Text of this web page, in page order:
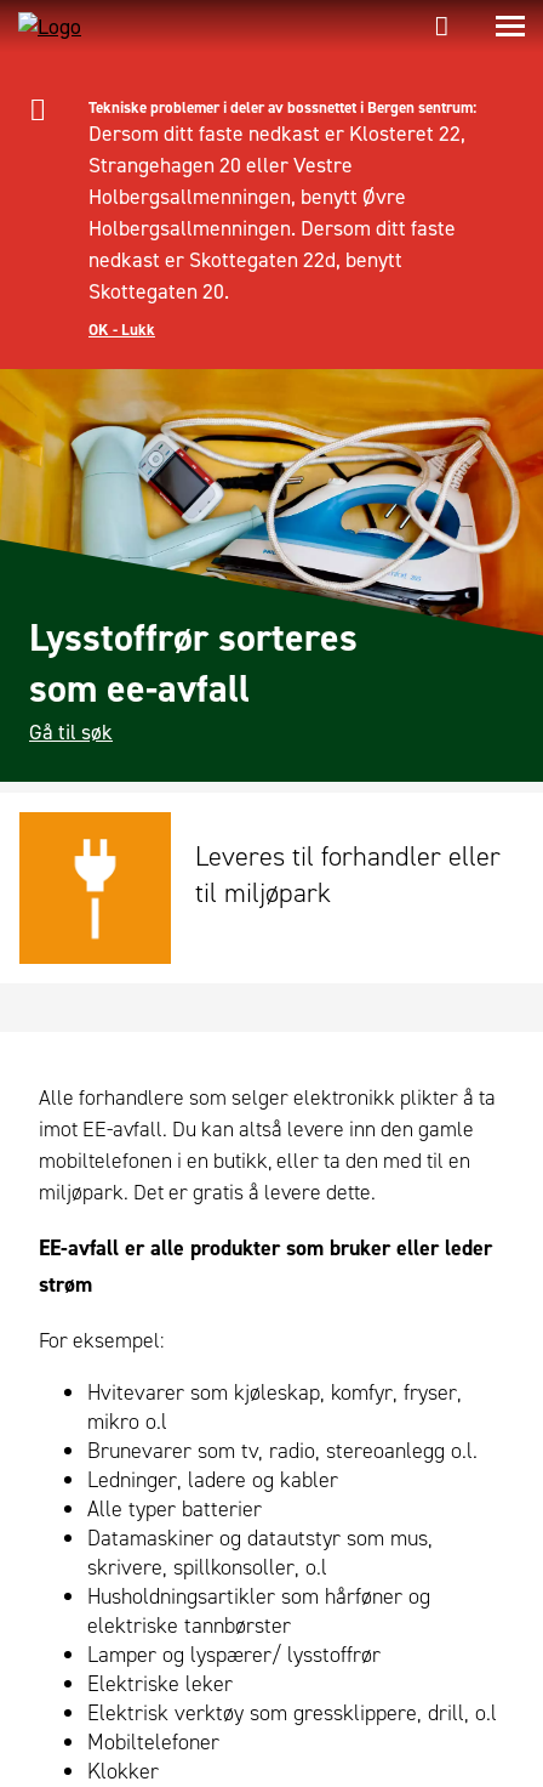
Tekniske problemer i deler av bossnettet i Bergen sentrum:
Dersom ditt faste nedkast er Klosteret 22,
Strangehagen 20 eller Vestre
Holbergsallmenningen, benytt Øvre
Holbergsallmenningen. Dersom ditt faste
nedkast er Skottegaten 22d, benytt
Skottegaten 20.
OK - Lukk
Lysstoffrør sorteres
som ee-avfall
Gå til søk
Leveres til forhandler eller
til miljøpark
Alle forhandlere som selger elektronikk plikter å ta
imot EE-avfall. Du kan altså levere inn den gamle
mobiltelefonen i en butikk, eller ta den med til en
miljøpark. Det er gratis å levere dette.
EE-avfall er alle produkter som bruker eller leder
strøm
For eksempel:
Hvitevarer som kjøleskap, komfyr, fryser,
mikro o.l
Brunevarer som tv, radio, stereoanlegg o.l.
Ledninger, ladere og kabler
Alle typer batterier
Datamaskiner og datautstyr som mus,
skrivere, spillkonsoller, o.l
Husholdningsartikler som hårføner og
elektriske tannbørster
Lamper og lyspærer/ lysstoffrør
Elektriske leker
Elektrisk verktøy som gressklippere, drill, o.l
Mobiltelefoner
Klokker